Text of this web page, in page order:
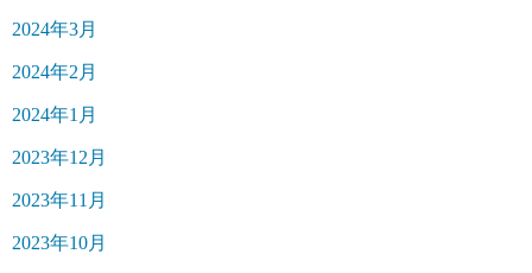
2024年3月
2024年2月
2024年1月
2023年12月
2023年11月
2023年10月